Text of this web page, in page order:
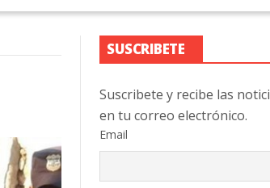
SUSCRIBETE
Suscribete y recibe las
en tu correo electrónico.
Email